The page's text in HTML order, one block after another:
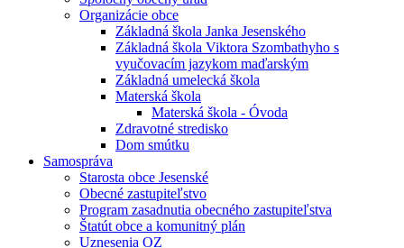
Organizácie obce
Základná škola Janka Jesenského
Základná škola Viktora Szombathyho s
vyučovacím jazykom maďarským
Základná umelecká škola
Materská škola
Materská škola - Óvoda
Zdravotné stredisko
Dom smútku
Samospráva
Starosta obce Jesenské
Obecné zastupiteľstvo
Program zasadnutia obecného zastupiteľstva
Štatút obce a komunitný plán
Uznesenia OZ